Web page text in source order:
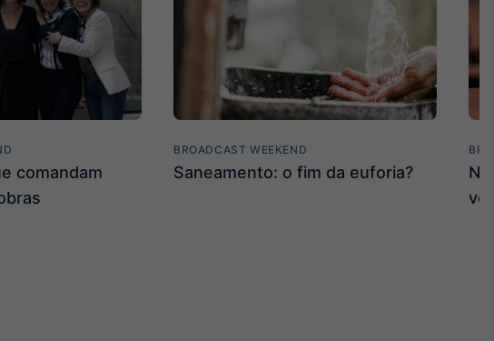
comandam
BROADCAST WEEKEND
Saneamento: o fim da euforia?